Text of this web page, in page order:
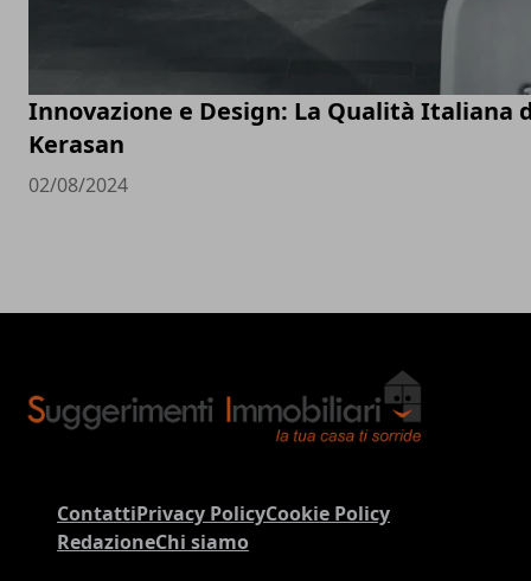
Innovazione e Design: La Qualità Italiana
Kerasan
02/08/2024
ContattiPrivacy PolicyCookie Policy
RedazioneChi siamo